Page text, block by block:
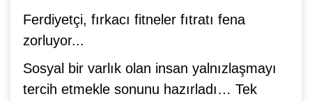
Ferdiyetçi, fırkacı fitneler fıtratı fena
zorluyor...
Sosyal bir varlık olan insan yalnızlaşmayı
tercih etmekle sonunu hazırladı… Tek